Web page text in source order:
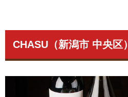
CHASU（新潟市 中央区）